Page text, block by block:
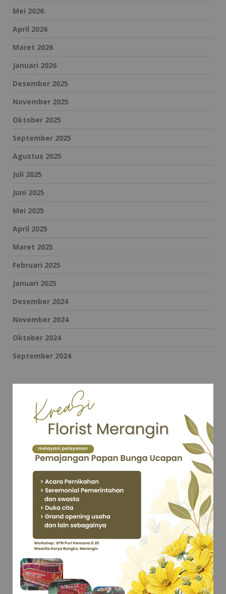
Mei 2026
April 2026
Maret 2026
Januari 2026
Desember 2025
November 2025
Oktober 2025
September 2025
Agustus 2025
Juli 2025
Juni 2025
Mei 2025
April 2025
Maret 2025
Februari 2025
Januari 2025
Desember 2024
November 2024
Oktober 2024
September 2024